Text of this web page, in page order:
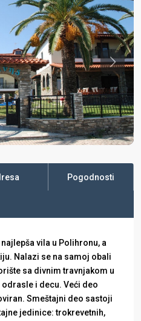
Pogodnosti
vila u Polihronu, a
Nalazi se na samoj obali
sa divnim travnjakom u
i decu. Veći deo
Smeštajni deo sastoji
jedinice: trokrevetnih,